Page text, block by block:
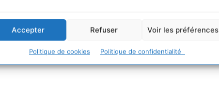
Accepter Refuser Voir les préférences
Politique de cookies Politique de confidentialité